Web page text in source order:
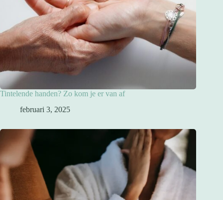
Tintelende handen? Zo kom je er van af
februari 3, 2025